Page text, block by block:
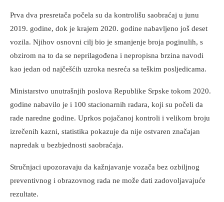
Prva dva presretača počela su da kontrolišu saobraćaj u junu
2019. godine, dok je krajem 2020. godine nabavljeno još deset
vozila. Njihov osnovni cilj bio je smanjenje broja poginulih, s
obzirom na to da se neprilagođena i nepropisna brzina navodi
kao jedan od najčešćih uzroka nesreća sa teškim posljedicama.
Ministarstvo unutrašnjih poslova Republike Srpske tokom 2020.
godine nabavilo je i 100 stacionarnih radara, koji su počeli da
rade naredne godine. Uprkos pojačanoj kontroli i velikom broju
izrečenih kazni, statistika pokazuje da nije ostvaren značajan
napredak u bezbjednosti saobraćaja.
Stručnjaci upozoravaju da kažnjavanje vozača bez ozbiljnog
preventivnog i obrazovnog rada ne može dati zadovoljavajuće
rezultate.